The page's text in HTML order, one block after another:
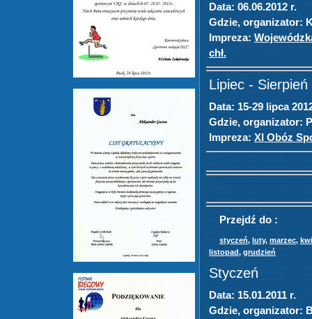
Data: 06.06.2012 r.
Gdzie, organizator:
Impreza:
chł.
Lipiec - Sierpień
Data: 15-29 lipca
Gdzie, organizator:
Impreza: XI Obóz
Przejdź do :
styczeń, luty, marzec,
listopad, grudzień
Styczeń
Data: 15.01.2011 r.
Gdzie, organizator: